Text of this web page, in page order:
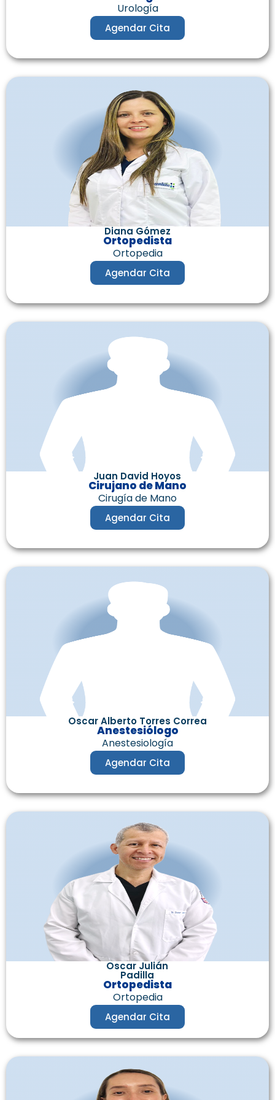
Urología
Agendar Cita
Diana Gómez
Ortopedista
Ortopedia
Agendar Cita
Juan David Hoyos
Cirujano de Mano
Cirugía de Mano
Agendar Cita
Oscar Alberto Torres Correa
Anestesiólogo
Anestesiología
Agendar Cita
Oscar Julián
Padilla
Ortopedista
Ortopedia
Agendar Cita